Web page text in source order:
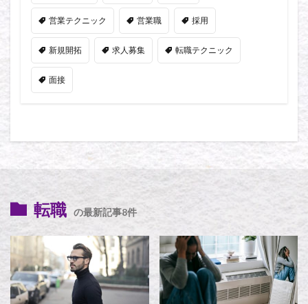
営業テクニック 営業職 採用
新規開拓 求人募集 転職テクニック
面接
転職 の最新記事8件